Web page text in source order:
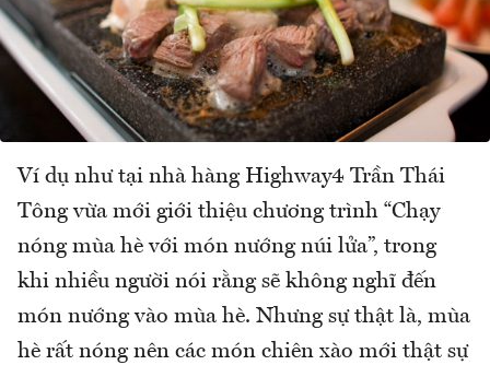
Ví dụ như tại nhà hàng Highway4 Trần Thái
Tông vừa mới giới thiệu chương trình “Chạy
nóng mùa hè với món nướng núi lửa”, trong
khi nhiều người nói rằng sẽ không nghĩ đến
món nướng vào mùa hè. Nhưng sự thật là, mùa
hè rất nóng nên các món chiên xào mới thật sự